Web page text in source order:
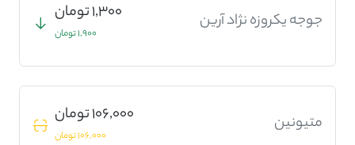
جوجه یکروزه نژاد آرین 1,300 تومان
1,900 تومان
متیونین 106,000 تومان
106,000 تومان